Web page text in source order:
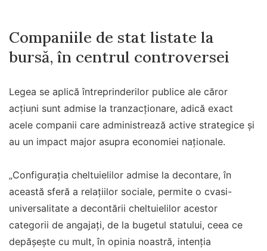
Companiile de stat listate la
bursă, în centrul controversei
Legea se aplică întreprinderilor publice ale căror
acțiuni sunt admise la tranzacționare, adică exact
acele companii care administrează active strategice și
au un impact major asupra economiei naționale.
„Configuraţia cheltuielilor admise la decontare, în
această sferă a relaţiilor sociale, permite o cvasi-
universalitate a decontării cheltuielilor acestor
categorii de angajaţi, de la bugetul statului, ceea ce
depăşeşte cu mult, în opinia noastră, intenţia